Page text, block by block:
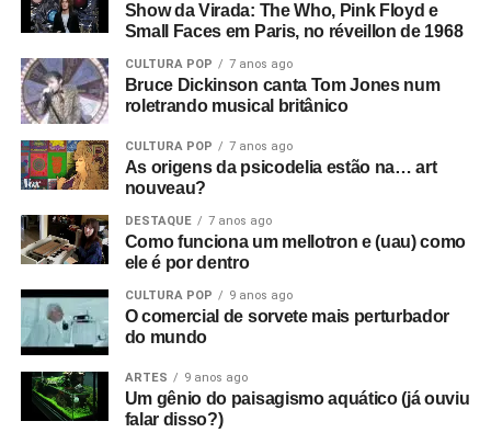
Show da Virada: The Who, Pink Floyd e
Small Faces em Paris, no réveillon de 1968
CULTURA POP 7 anos ago
Bruce Dickinson canta Tom Jones num
roletrando musical britânico
CULTURA POP 7 anos ago
As origens da psicodelia estão na… art
nouveau?
DESTAQUE 7 anos ago
Como funciona um mellotron e (uau) como
ele é por dentro
CULTURA POP 9 anos ago
O comercial de sorvete mais perturbador
do mundo
ARTES 9 anos ago
Um gênio do paisagismo aquático (já ouviu
falar disso?)